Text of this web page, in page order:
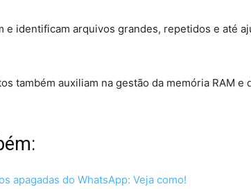
e identificam arquivos grandes, repetidos e até
também auxiliam na gestão da memória RAM
apagadas do WhatsApp: Veja como!